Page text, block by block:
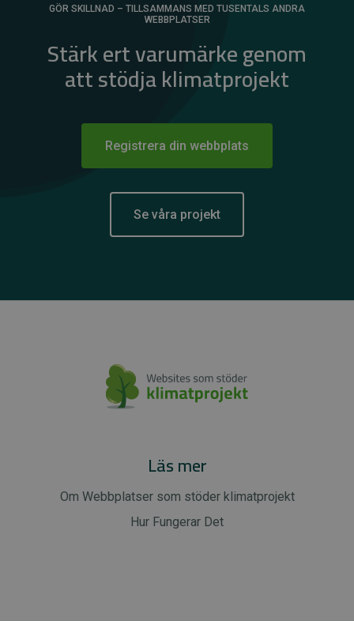
GÖR SKILLNAD – TILLSAMMANS MED TUSENTALS ANDRA
WEBBPLATSER
Stärk ert varumärke genom
att stödja klimatprojekt
Registrera din webbplats
Se våra projekt
Läs mer
Om Webbplatser som stöder klimatprojekt
Hur Fungerar Det